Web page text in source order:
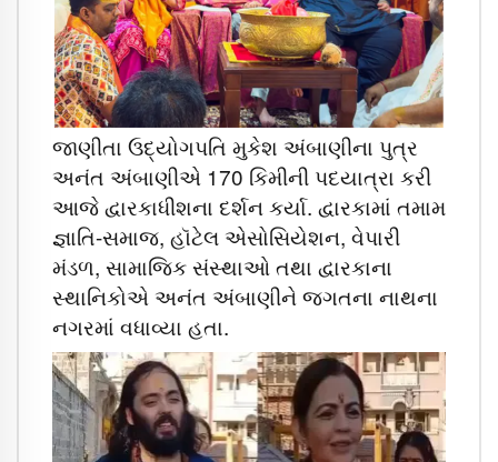
જાણીતા ઉદ્યોગપતિ મુકેશ અંબાણીના પુત્ર
અનંત અંબાણીએ 170 કિમીની પદયાત્રા કરી
આજે દ્વારકાધીશના દર્શન કર્યા. દ્વારકામાં તમામ
જ્ઞાતિ-સમાજ, હૉટેલ એસોસિયેશન, વેપારી
મંડળ, સામાજિક સંસ્થાઓ તથા દ્વારકાના
સ્થાનિકોએ અનંત અંબાણીને જગતના નાથના
નગરમાં વધાવ્યા હતા.